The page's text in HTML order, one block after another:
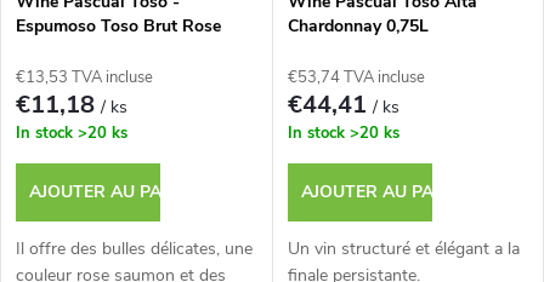
Espumoso Toso Brut Rose
€13,53 TVA incluse
€11,18/ ks
In stock >20 ks
AJOUTER AU PANIER
Il offre des bulles délicates, une
couleur rose saumon et des
Chardonnay 0,75L
€53,74 TVA incluse
€44,41/ ks
In stock >20 ks
AJOUTER AU PANIER
Un vin structuré et élégant a la
finale persistante.